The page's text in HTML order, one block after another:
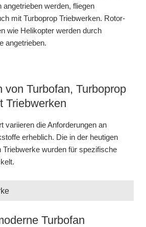
angetrieben werden, fliegen
mit Turboprop Triebwerken. Rotor-
wie Helikopter werden durch
angetrieben.
von Turbofan, Turboprop
Triebwerken
variieren die Anforderungen an
erheblich. Die in der heutigen
Triebwerke wurden für spezifische
Turbofan
Turboprop Triebwerk?
Turboshaft Triebwerk?